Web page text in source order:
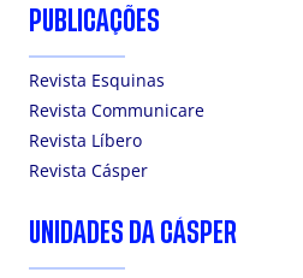
PUBLICAÇÕES
Revista Esquinas
Revista Communicare
Revista Líbero
Revista Cásper
UNIDADES DA CÁSPER